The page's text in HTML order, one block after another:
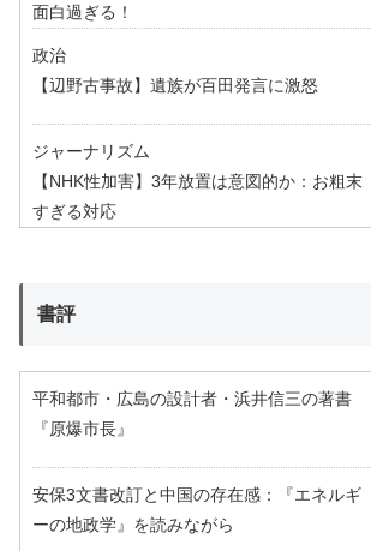
面白過ぎる！
政治
【辺野古事故】遺族が百田発言に激怒
ジャーナリズム
【NHK性加害】3年放置は意図的か：お粗末
すぎる対応
書評
平和都市・広島の設計者・浜井信三の著書
『原爆市長』
安保3文書改訂と中国の存在感：『エネルギ
ーの地政学』を読みながら